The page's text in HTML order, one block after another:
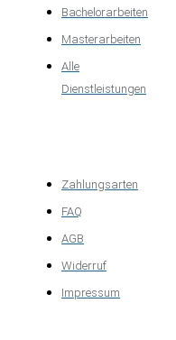
Bachelorarbeiten
Masterarbeiten
Alle
Dienstleistungen
Zahlungsarten
FAQ
AGB
Widerruf
Impressum